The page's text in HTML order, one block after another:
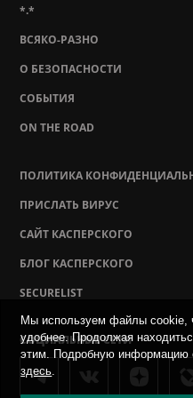
*.*
ВСЯКО-РАЗНО
О БЕЗОПАСНОСТИ
СОБЫТИЯ
ON THE ROAD
ПОЛИТИКА
ПРИСЛАТЬ ВИРУС
САЙТ КАСПЕРСКОГО
БЛОГ КАСПЕРСКОГО
SECURELIST
СОЦИАЛЬНЫЕ СЕТИ
Мы используем файлы cookie,
удобнее. Продолжая
этим. Подробную информацию
здесь.